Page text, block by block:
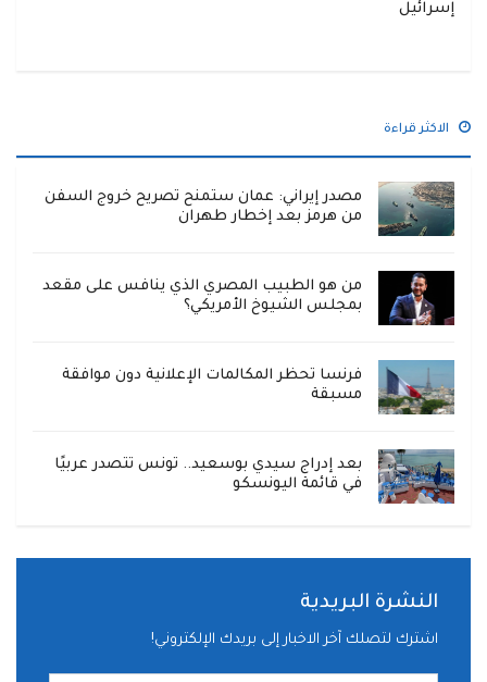
إسرائيل
الاكثر قراءة
مصدر إيراني: عمان ستمنح تصريح خروج السفن
من هرمز بعد إخطار طهران
من هو الطبيب المصري الذي ينافس على مقعد
بمجلس الشيوخ الأمريكي؟
فرنسا تحظر المكالمات الإعلانية دون موافقة
مسبقة
بعد إدراج سيدي بوسعيد.. تونس تتصدر عربيًا
في قائمة اليونسكو
النشرة البريدية
اشترك لتصلك آخر الاخبار إلى بريدك الإلكتروني!